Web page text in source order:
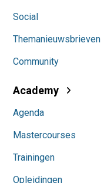
Social
Themanieuwsbrieven
Community
Academy
Agenda
Mastercourses
Trainingen
Opleidingen